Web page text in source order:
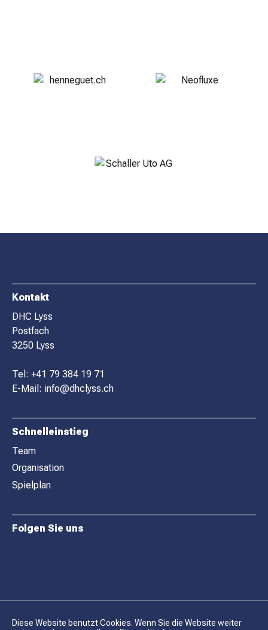
F
O
O
T
E
R
Kontakt
DHC Lyss
Postfach
3250 Lyss
Tel: +41 79 384 19 71
E-Mail: info@dhclyss.ch
Schnelleinstieg
Team
Organisation
Spielplan
Folgen Sie uns
Diese Website benutzt Cookies. Wenn Sie die Website weiter